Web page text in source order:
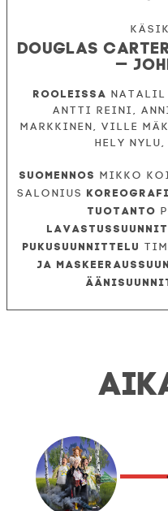
Douglas Carter
—
Rooleissa
Natalil
Antti Reini,
Markkinen, Ville
Hely Nylu,
Suomennos Mikko
Salonius
tuotanto
Pukusuunnittelu
ja